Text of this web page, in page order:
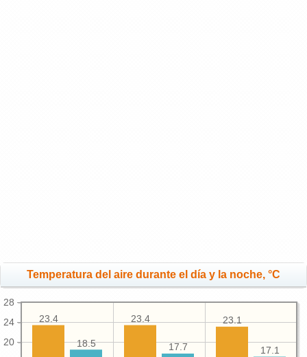
Temperatura del aire durante el día y la noche, °C
20
24
28
23.1
23.4
23.4
17.1
17.7
18.5